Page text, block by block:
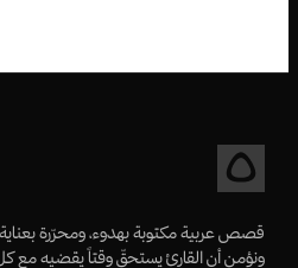
قصص عربية مكتوبة بهدوء، ومحرّرة
ونؤمن أن القارئ يستحقّ وقتاً يقضيه مع